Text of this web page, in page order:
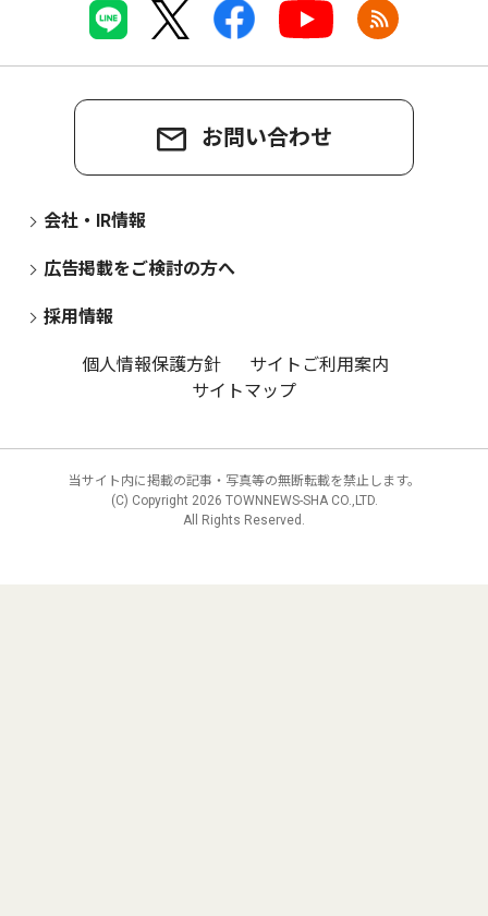
お問い合わせ
会社・IR情報
広告掲載をご検討の方へ
採用情報
個人情報保護方針
サイトご利用案内
サイトマップ
当サイト内に掲載の記事・写真等の無断転載を禁止します。
(C) Copyright 2026 TOWNNEWS-SHA CO.,LTD.
All Rights Reserved.